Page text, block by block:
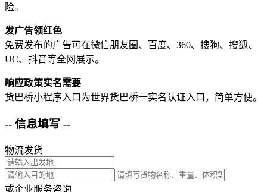
险。
发广告领红色
免费发布的广告可在微信朋友圈、百度、360、搜狗、搜狐、
UC、抖音等全网展示。
响应政策实名需要
货巴桥小程序入口为世界货巴桥一实名认证入口，简单方便。
-- 信息填写 --
物流发货
或企业服务咨询